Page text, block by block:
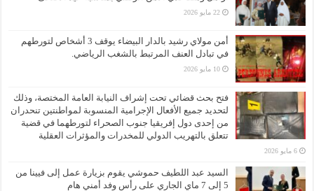
22 مايو 2026
أمن مولاي رشيد بالدار البيضاء يوقف 3 أشخاص لتورطهم
في تبادل العنف المرتبط بالشغب الرياضي.
10 مايو 2026
فتح بحث قضائي تحت إشراف النيابة العامة المختصة، وذلك
لتحديد جميع الأفعال الإجرامية المنسوبة لمواطنتين تنحدران
من إحدى دول إفريقيا جنوب الصحراء لتورطهما في قضية
تتعلق بالتهريب الدولي للمخدرات والمؤثرات العقلية
6 مايو 2026
السيد عبد اللطيف حموشي يقوم بزيارة عمل إلى فيينا من
5 إلى 7 ماي الجاري على رأس وفد أمني هام